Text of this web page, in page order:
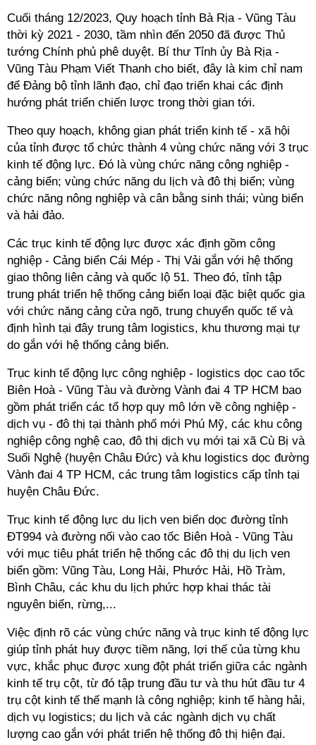
Cuối tháng 12/2023, Quy hoạch tỉnh Bà Rịa - Vũng Tàu
thời kỳ 2021 - 2030, tầm nhìn đến 2050 đã được Thủ
tướng Chính phủ phê duyệt. Bí thư Tỉnh ủy Bà Rịa -
Vũng Tàu Phạm Viết Thanh cho biết, đây là kim chỉ nam
để Đảng bộ tỉnh lãnh đạo, chỉ đạo triển khai các định
hướng phát triển chiến lược trong thời gian tới.
Theo quy hoạch, không gian phát triển kinh tế - xã hội
của tỉnh được tổ chức thành 4 vùng chức năng với 3 trục
kinh tế động lực. Đó là vùng chức năng công nghiệp -
cảng biển; vùng chức năng du lịch và đô thị biển; vùng
chức năng nông nghiệp và cân bằng sinh thái; vùng biển
và hải đảo.
Các trục kinh tế động lực được xác định gồm công
nghiệp - Cảng biển Cái Mép - Thị Vải gắn với hệ thống
giao thông liên cảng và quốc lộ 51. Theo đó, tỉnh tập
trung phát triển hệ thống cảng biển loại đặc biệt quốc gia
với chức năng cảng cửa ngõ, trung chuyển quốc tế và
định hình tại đây trung tâm logistics, khu thương mại tự
do gắn với hệ thống cảng biển.
Trục kinh tế động lực công nghiệp - logistics dọc cao tốc
Biên Hoà - Vũng Tàu và đường Vành đai 4 TP HCM bao
gồm phát triển các tổ hợp quy mô lớn về công nghiệp -
dịch vụ - đô thị tại thành phố mới Phú Mỹ, các khu công
nghiệp công nghệ cao, đô thị dịch vụ mới tại xã Cù Bị và
Suối Nghệ (huyện Châu Đức) và khu logistics dọc đường
Vành đai 4 TP HCM, các trung tâm logistics cấp tỉnh tại
huyện Châu Đức.
Trục kinh tế động lực du lịch ven biển dọc đường tỉnh
ĐT994 và đường nối vào cao tốc Biên Hoà - Vũng Tàu
với mục tiêu phát triển hệ thống các đô thị du lịch ven
biển gồm: Vũng Tàu, Long Hải, Phước Hải, Hồ Tràm,
Bình Châu, các khu du lịch phức hợp khai thác tài
nguyên biển, rừng,...
Việc định rõ các vùng chức năng và trục kinh tế động lực
giúp tỉnh phát huy được tiềm năng, lợi thế của từng khu
vực, khắc phục được xung đột phát triển giữa các ngành
kinh tế trụ cột, từ đó tập trung đầu tư và thu hút đầu tư 4
trụ cột kinh tế thế mạnh là công nghiệp; kinh tế hàng hải,
dịch vụ logistics; du lịch và các ngành dịch vụ chất
lượng cao gắn với phát triển hệ thống đô thị hiện đại.